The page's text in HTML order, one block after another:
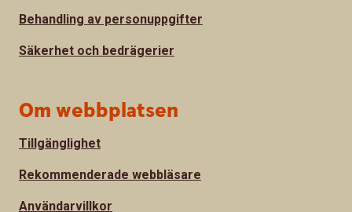
Behandling av personuppgifter
Säkerhet och bedrägerier
Om webbplatsen
Tillgänglighet
Rekommenderade webbläsare
Användarvillkor